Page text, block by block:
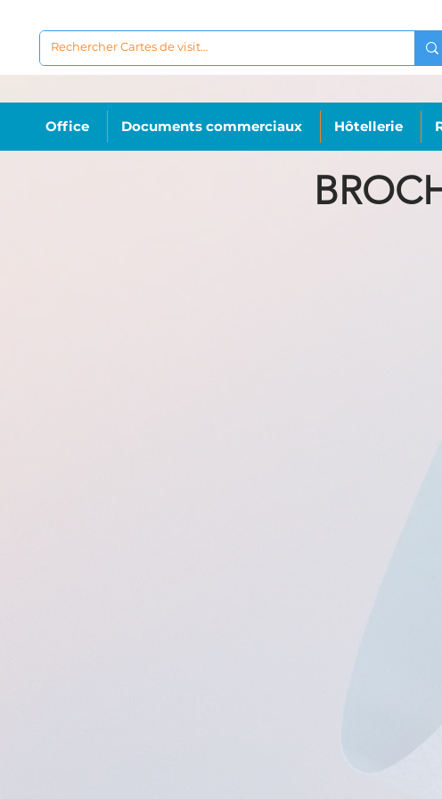
Office Documents commerciaux Hôtellerie